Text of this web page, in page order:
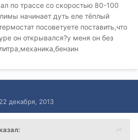
по трассе со скоростью 80-100
начинает дуть еле тёплый
посоветуете поставить,что
он открывался?у меня он без
22 декабря, 2013